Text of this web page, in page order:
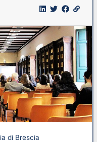
di Brescia